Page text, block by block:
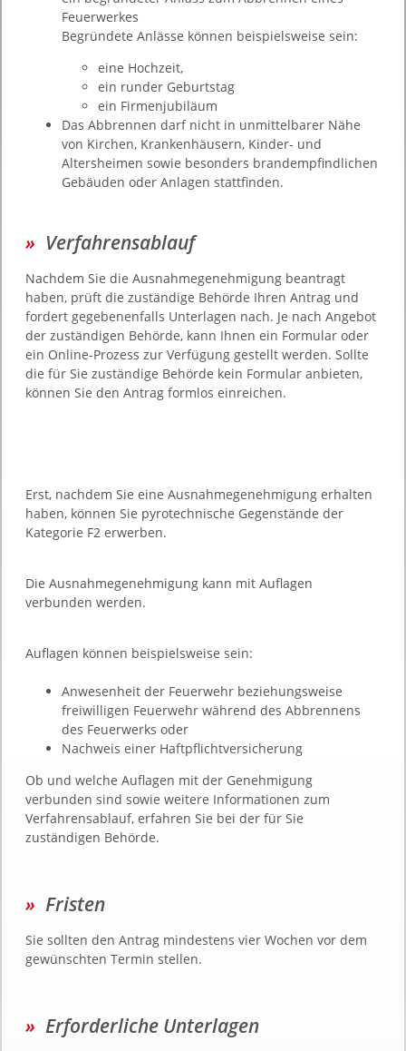
Feuerwerkes
Begründete Anlässe können beispielsweise sein:
eine Hochzeit,
ein runder Geburtstag
ein Firmenjubiläum
Das Abbrennen darf nicht in unmittelbarer Nähe
von Kirchen, Krankenhäusern, Kinder- und
Altersheimen sowie besonders brandempfindlichen
Gebäuden oder Anlagen stattfinden.
Verfahrensablauf
Nachdem Sie die Ausnahmegenehmigung beantragt
haben, prüft die zuständige Behörde Ihren Antrag und
fordert gegebenenfalls Unterlagen nach. Je nach Angebot
der zuständigen Behörde, kann Ihnen ein Formular oder
ein Online-Prozess zur Verfügung gestellt werden. Sollte
die für Sie zuständige Behörde kein Formular anbieten,
können Sie den Antrag formlos einreichen.
Erst, nachdem Sie eine Ausnahmegenehmigung erhalten
haben, können Sie pyrotechnische Gegenstände der
Kategorie F2 erwerben.
Die Ausnahmegenehmigung kann mit Auflagen
verbunden werden.
Auflagen können beispielsweise sein:
Anwesenheit der Feuerwehr beziehungsweise
freiwilligen Feuerwehr während des Abbrennens
des Feuerwerks oder
Nachweis einer Haftpflichtversicherung
Ob und welche Auflagen mit der Genehmigung
verbunden sind sowie weitere Informationen zum
Verfahrensablauf, erfahren Sie bei der für Sie
zuständigen Behörde.
Fristen
Sie sollten den Antrag mindestens vier Wochen vor dem
gewünschten Termin stellen.
Erforderliche Unterlagen